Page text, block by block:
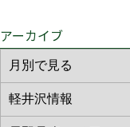
アーカイブ